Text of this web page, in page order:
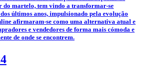
do martelo, tem vindo a transformar-se
últimos anos, impulsionado pela evolução
afirmaram-se como uma alternativa atual e
e vendedores de forma mais cómoda e
de onde se encontrem.